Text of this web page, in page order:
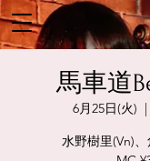
馬車道
6月25日(火)
  |
水野樹里(Vn)